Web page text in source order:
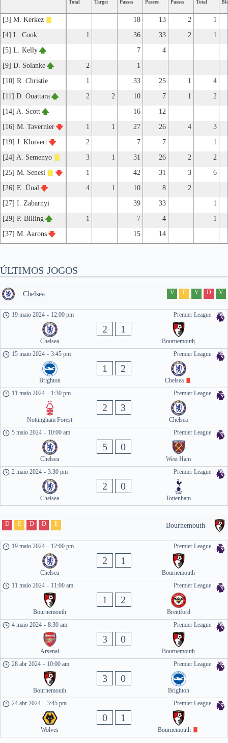
Total Target Passes Passes Passes Total
[3] M. Kerkez 18 13 2
1
[4] L. Cook
1 36 33 2
1
[5] L. Kelly
7
4
[9] D. Solanke
2
1
[10] R. Christie
1 33 25 1
4
[11] D. Ouattara
2 2 10 7 1
2
[14] A. Scott
16
12
[16] M. Tavernier
1 1 27 26 4
3
[19] J. Kluivert
2 7 7
1
[24] A. Semenyo
3 1 31 26 2
2
[25] M. Senesi
1 42 31 3
6
[26] E. Ünal
4 1 10 8
2
[27] I. Zabarnyi
39 33
1
[29] P. Billing
1 7 4
1
[37] M. Aarons
15 14
ÚLTIMOS JOGOS
Chelsea V E V D V
Premier League
19 maio 2024 - 12:00 pm
Chelsea
2 1
Bournemouth
Premier League
15 maio 2024 - 3:45 pm
Brighton
1 2
Chelsea
Premier League
11 maio 2024 - 1:30 pm
Nottingham Forest
2 3
Chelsea
Premier League
5 maio 2024 - 10:00 am
Chelsea
5 0
West Ham
Premier League
2 maio 2024 - 3:30 pm
Chelsea
2 0
Tottenham
Bournemouth
D E D D E
Premier League
19 maio 2024 - 12:00 pm
Chelsea
2 1
Bournemouth
Premier League
11 maio 2024 - 11:00 am
Bournemouth
1 2
Brentford
Premier League
4 maio 2024 - 8:30 am
Arsenal
3 0
Bournemouth
Premier League
28 abr 2024 - 10:00 am
Bournemouth
3 0
Brighton
Premier League
24 abr 2024 - 3:45 pm
Wolves
0 1
Bournemouth